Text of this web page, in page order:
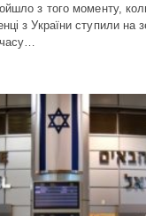
з того моменту,
з України ступили на